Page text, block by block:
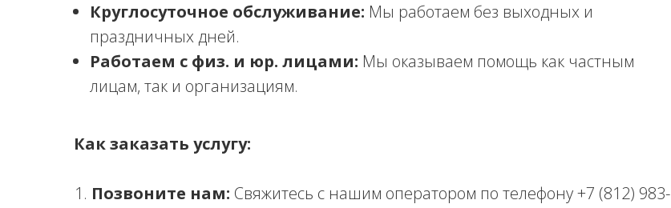
Круглосуточное обслуживание: Мы работаем без выходных и
праздничных дней.
Работаем с физ. и юр. лицами: Мы оказываем помощь как частным
лицам, так и организациям.
Как заказать услугу:
Позвоните нам: Свяжитесь с нашим оператором по телефону +7 (812) 983-